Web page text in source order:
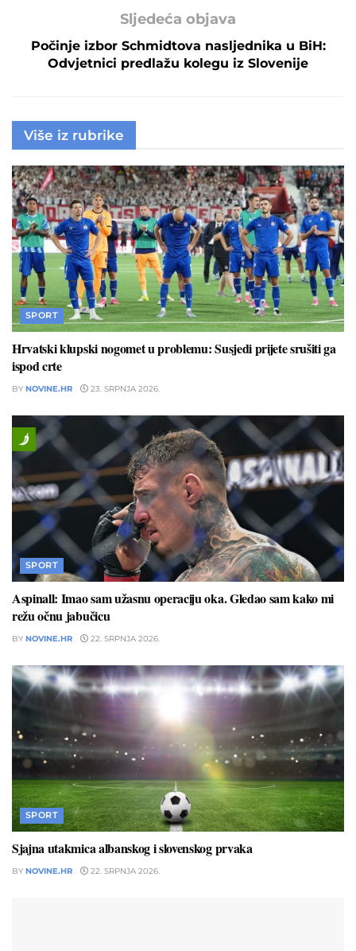
Sljedeća objava
Počinje izbor Schmidtova nasljednika u BiH:
Odvjetnici predlažu kolegu iz Slovenije
Više iz rubrike
SPORT
Hrvatski klupski nogomet u problemu: Susjedi prijete srušiti ga
ispod crte
BY NOVINE.HR 23. SRPNJA 2026.
SPORT
Aspinall: Imao sam užasnu operaciju oka. Gledao sam kako mi
režu očnu jabučicu
BY NOVINE.HR 22. SRPNJA 2026.
SPORT
Sjajna utakmica albanskog i slovenskog prvaka
BY NOVINE.HR 22. SRPNJA 2026.